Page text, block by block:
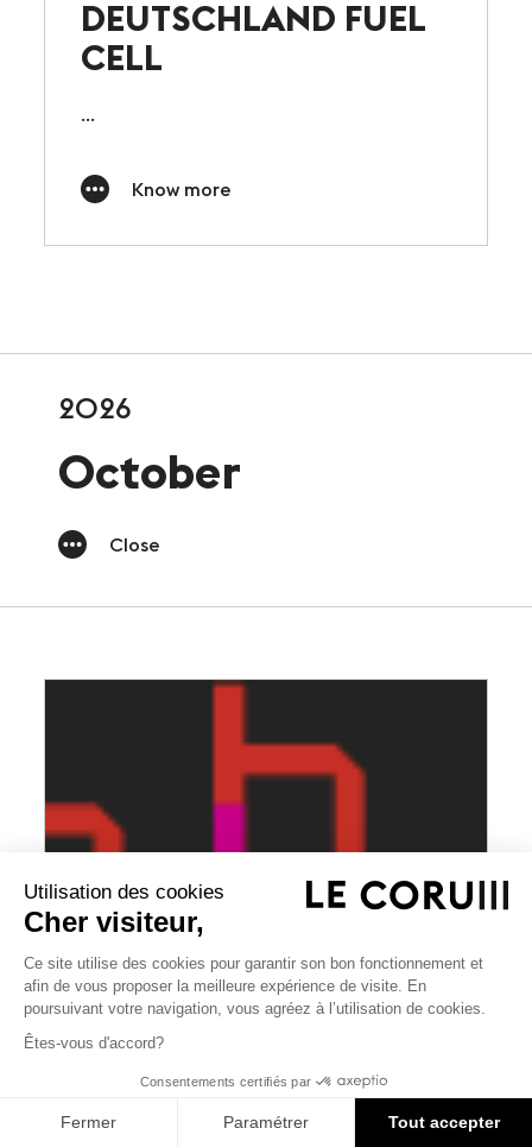
DEUTSCHLAND FUEL
CELL
...
Know more
2026
October
Close
30 OCT
accessibility
Augmenter la taille de
Nuances de gris
Souligner les liens
Utilisation des cookies
Cher visiteur,
Ce site utilise des cookies pour garantir son bon fonctionnement et
afin de vous proposer la meilleure expérience de visite. En
poursuivant votre navigation, vous agréez à l’utilisation de cookies.
Êtes-vous d'accord?
Consentements certifiés par
Fermer Paramétrer Tout accepter